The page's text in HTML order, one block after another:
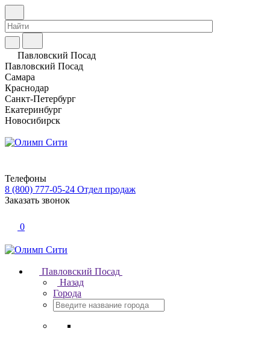
Павловский Посад
Павловский Посад
Самара
Краснодар
Санкт-Петербург
Екатеринбург
Новосибирск
Телефоны
8 (800) 777-05-24 Отдел продаж
Заказать звонок
0
Павловский Посад
Назад
Города